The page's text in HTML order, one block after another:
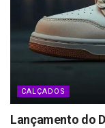
CALÇADOS
Lançamento do